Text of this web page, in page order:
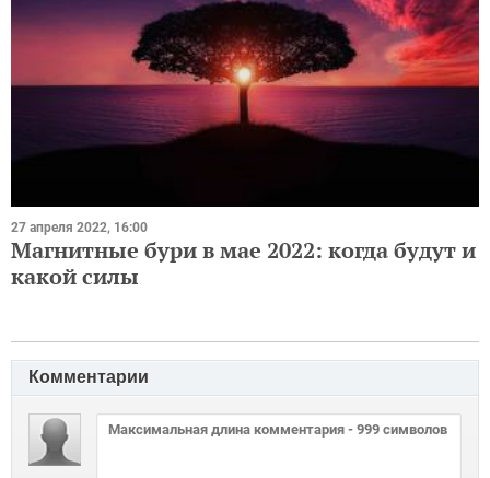
27 апреля 2022, 16:00
Магнитные бури в мае 2022: когда будут и
какой силы
Комментарии